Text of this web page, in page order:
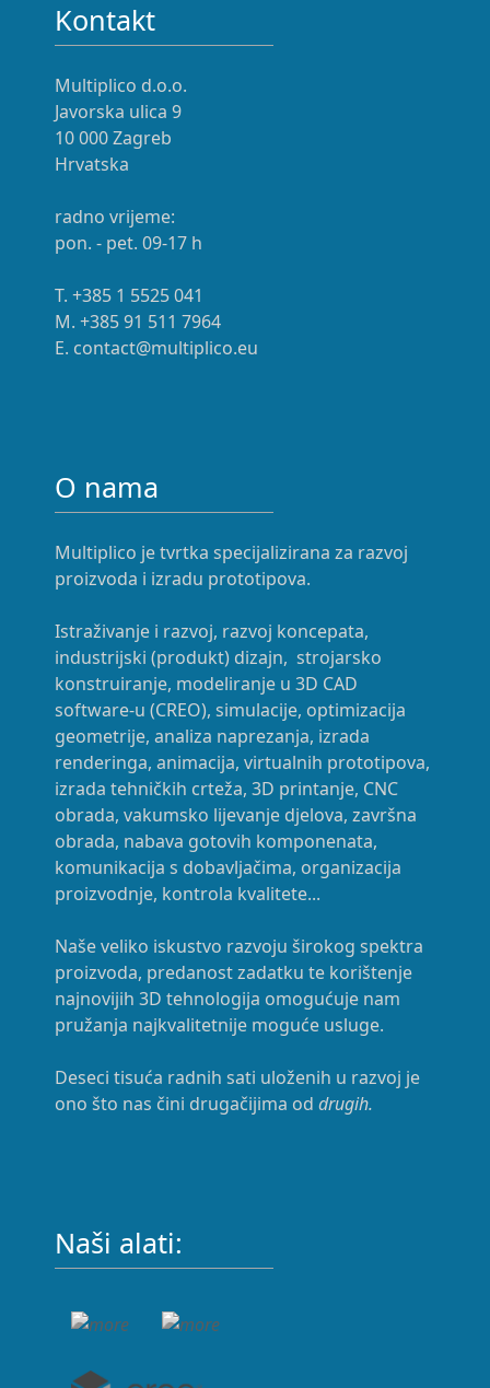
Kontakt
Multiplico d.o.o.
Javorska ulica 9
10 000 Zagreb
Hrvatska
radno vrijeme:
pon. - pet. 09-17 h
T. +385 1 5525 041
M. +385 91 511 7964
E. contact@multiplico.eu
O nama
Multiplico je tvrtka specijalizirana za razvoj
proizvoda i izradu prototipova.
Istraživanje i razvoj, razvoj koncepata,
industrijski (produkt) dizajn, strojarsko
konstruiranje, modeliranje u 3D CAD
software-u (CREO), simulacije, optimizacija
geometrije, analiza naprezanja, izrada
renderinga, animacija, virtualnih prototipova,
izrada tehničkih crteža, 3D printanje, CNC
obrada, vakumsko lijevanje djelova, završna
obrada, nabava gotovih komponenata,
komunikacija s dobavljačima, organizacija
proizvodnje, kontrola kvalitete...
Naše veliko iskustvo razvoju širokog spektra
proizvoda, predanost zadatku te korištenje
najnovijih 3D tehnologija omogućuje nam
pružanja najkvalitetnije moguće usluge.
Deseci tisuća radnih sati uloženih u razvoj je
ono što nas čini drugačijima od drugih.
Naši alati: